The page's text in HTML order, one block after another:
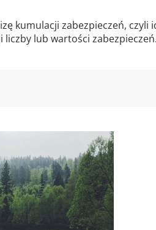
kumulacji zabezpieczeń, czyli
lub wartości zabezpieczeń.